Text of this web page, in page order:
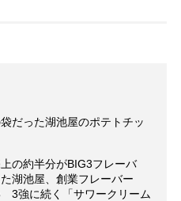
だった湖池屋のポテトチッ
の約半分がBIG3フレーバ
湖池屋、創業フレーバー
3強に続く「サワークリーム